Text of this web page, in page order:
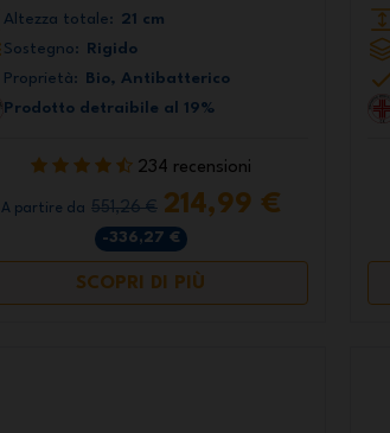
Altezza totale: 21 cm
Sostegno:
Rigido
Proprietà:
Bio, Antibatterico
Prodotto detraibile al 19%
234 recensioni
A partire da 551,26 € 214,99 €
-336,27 €
SCOPRI DI PIÙ